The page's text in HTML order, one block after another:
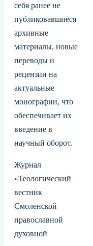
себя ранее не
публиковавшиеся
архивные
материалы, новые
переводы и
рецензии на
актуальные
монографии, что
обеспечивает их
введение в
научный оборот.
Журнал
«Теологический
вестник
Смоленской
православной
духовной